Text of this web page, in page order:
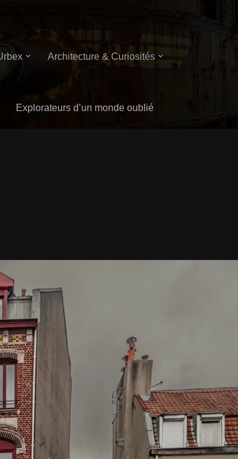
Architecture & Curiosités
Explorateurs d’un monde oublié